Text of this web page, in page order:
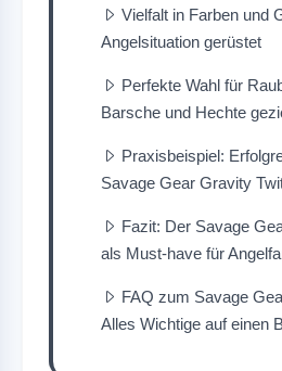
Vielfalt in Farben und
Angelsituation gerüstet
Perfekte Wahl für
Barsche und Hechte
Praxisbeispiel:
Savage Gear Gravity
Fazit: Der Savage
als Must-have für
FAQ zum Savage
Alles Wichtige auf einen